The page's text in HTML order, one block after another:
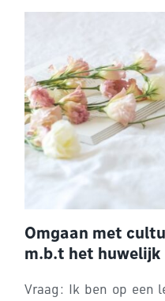
Omgaan met
m.b.t het huwelijk
Vraag: Ik ben op een